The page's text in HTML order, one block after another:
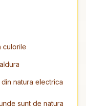
culorile
natura electrica
sunt de natura